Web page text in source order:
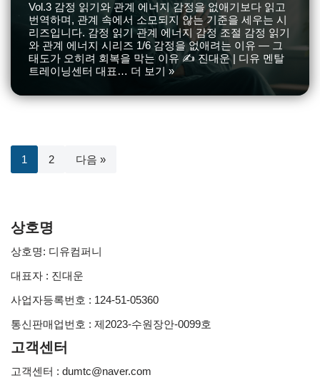
Vol.3 감정 읽기와 관계 에너지 감정을 없애기보다 읽고
번역하며, 관계 속에서 소모되지 않는 기준을 세우는 시
리즈입니다. 감정 읽기 관계 에너지 감정 조절 감정 읽기
와 관계 에너지 시리즈 1/6 감정을 없애려는 이유 — 그
태도가 오히려 회복을 막는 이유 ✍️ 진대운 | 디유 멘탈
트레이닝센터 대표… 더 보기 »
1 2 다음 »
상호명
상호명: 디유컴퍼니
대표자 : 진대운
사업자등록번호 : 124-51-05360
통신판매업번호 : 제2023-수원장안-0099호
고객센터
고객센터 : dumtc@naver.com